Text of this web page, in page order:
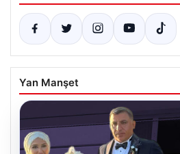
Yan Manşet